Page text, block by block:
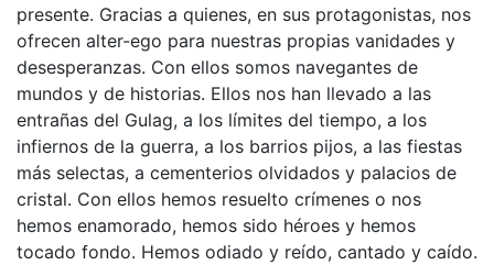
presente. Gracias a quienes, en sus protagonistas, nos
ofrecen alter-ego para nuestras propias vanidades y
desesperanzas. Con ellos somos navegantes de
mundos y de historias. Ellos nos han llevado a las
entrañas del Gulag, a los límites del tiempo, a los
infiernos de la guerra, a los barrios pijos, a las fiestas
más selectas, a cementerios olvidados y palacios de
cristal. Con ellos hemos resuelto crímenes o nos
hemos enamorado, hemos sido héroes y hemos
tocado fondo. Hemos odiado y reído, cantado y caído.